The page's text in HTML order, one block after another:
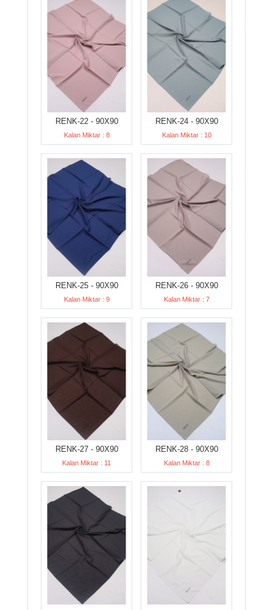
RENK-22 - 90X90
Kalan Miktar : 8
RENK-24 - 90X90
Kalan Miktar : 10
RENK-25 - 90X90
Kalan Miktar : 9
RENK-26 - 90X90
Kalan Miktar : 7
RENK-27 - 90X90
Kalan Miktar : 11
RENK-28 - 90X90
Kalan Miktar : 8